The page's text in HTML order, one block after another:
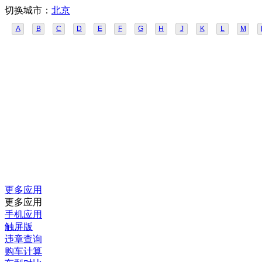
切换城市： 北京
A B C D E F G H J K L M
更多应用
更多应用
手机应用
触屏版
违章查询
购车计算